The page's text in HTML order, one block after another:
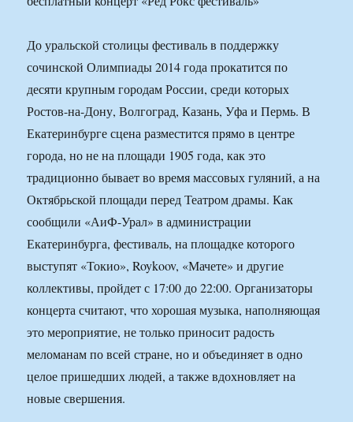
До уральской столицы фестиваль в поддержку
сочинской Олимпиады 2014 года прокатится по
десяти крупным городам России, среди которых
Ростов-на-Дону, Волгоград, Казань, Уфа и Пермь. В
Екатеринбурге сцена разместится прямо в центре
города, но не на площади 1905 года, как это
традиционно бывает во время массовых гуляний, а на
Октябрьской площади перед Театром драмы. Как
сообщили «АиФ-Урал» в администрации
Екатеринбурга, фестиваль, на площадке которого
выступят «Токио», Roykoov, «Мачете» и другие
коллективы, пройдет с 17:00 до 22:00. Организаторы
концерта считают, что хорошая музыка, наполняющая
это мероприятие, не только приносит радость
меломанам по всей стране, но и объединяет в одно
целое пришедших людей, а также вдохновляет на
новые свершения.